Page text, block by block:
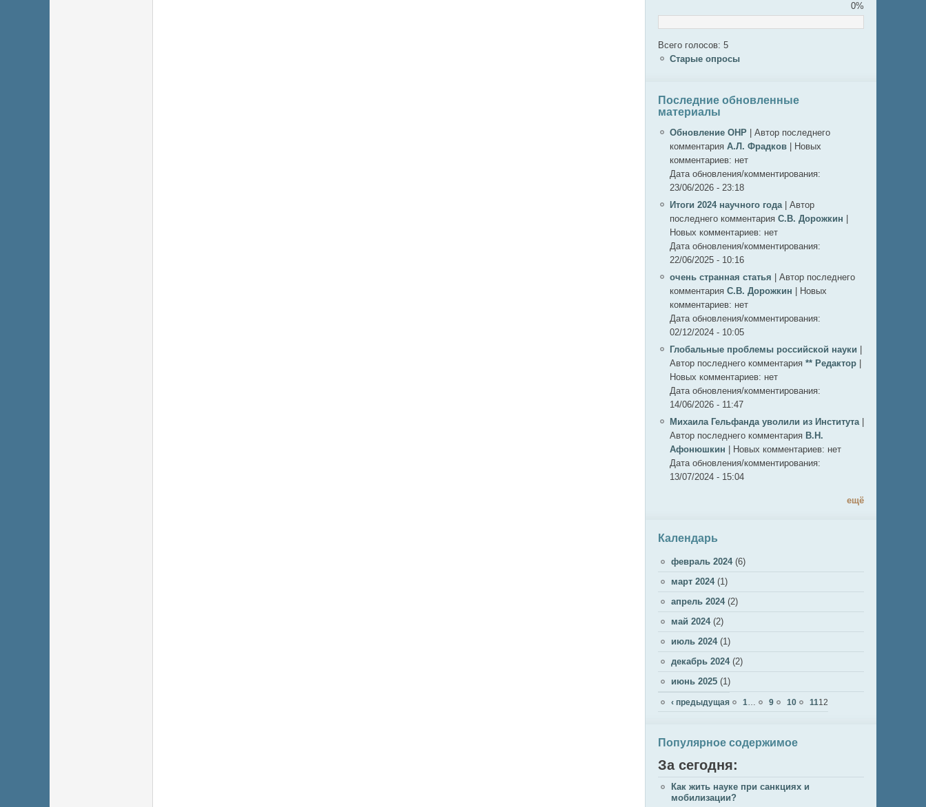
0%
Всего голосов: 5
Старые опросы
Последние обновленные
материалы
Обновление ОНР
Автор последнего
комментария А.Л. Фрадков
Новых
комментариев: нет
Дата обновления/комментирования:
23/06/2026 - 23:18
Итоги 2024 научного года
Автор
последнего комментария С.В. Дорожкин
Новых комментариев: нет
Дата обновления/комментирования:
22/06/2025 - 10:16
очень странная статья
Автор последнего
комментария С.В. Дорожкин
Новых
комментариев: нет
Дата обновления/комментирования:
02/12/2024 - 10:05
Глобальные проблемы российской науки
Автор последнего комментария ** Редактор
Новых комментариев: нет
Дата обновления/комментирования:
14/06/2026 - 11:47
Михаила Гельфанда уволили из Института
Автор последнего комментария В.Н.
Афонюшкин
Новых комментариев: нет
Дата обновления/комментирования:
13/07/2024 - 15:04
ещё
Календарь
февраль 2024(6)
март 2024(1)
апрель 2024(2)
май 2024(2)
июль 2024(1)
декабрь 2024(2)
июнь 2025 (1)
Страницы
‹ предыдущая 1 9 10 1112
Популярное содержимое
За сегодня:
Как жить науке при санкциях и
мобилизации?